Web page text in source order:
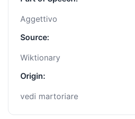
Aggettivo
Source:
Wiktionary
Origin:
vedi martoriare